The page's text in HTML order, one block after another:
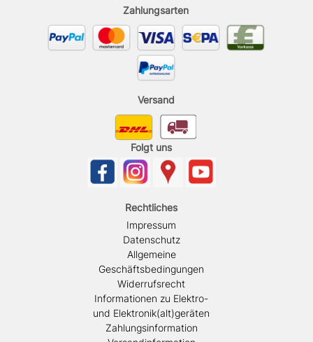
Zahlungsarten
Versand
Folgt uns
Rechtliches
Impressum
Datenschutz
Allgemeine
Geschäftsbedingungen
Widerrufsrecht
Informationen zu Elektro-
und Elektronik(alt)geräten
Zahlungsinformation